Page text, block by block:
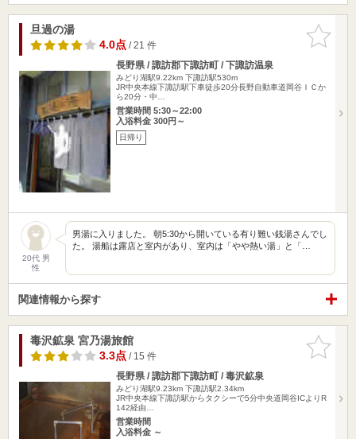
お気に入
りに追加
旦過の湯
4.0点/ 21 件
長野県 / 諏訪郡下諏訪町 / 下諏訪温泉
みどり湖駅9.22km 下諏訪駅530m
JR中央本線下諏訪駅下車徒歩20分長野自動車道岡谷ＩＣか
ら20分・中…
営業時間 5:30～22:00
入浴料金 300円～
日帰り
20代 男
性
男湯に入りました。 朝5:30から開いている有り難い銭湯さんでし
た。 湯船は露店と室内があり、室内は「やや熱い湯」と「…
関連情報から探す
お気に入
りに追加
毒沢鉱泉 宮乃湯旅館
3.3点/ 15 件
長野県 / 諏訪郡下諏訪町 / 毒沢鉱泉
みどり湖駅9.23km 下諏訪駅2.34km
JR中央本線下諏訪駅からタクシーで5分中央道岡谷ICよりR
142経由…
営業時間
入浴料金 ～